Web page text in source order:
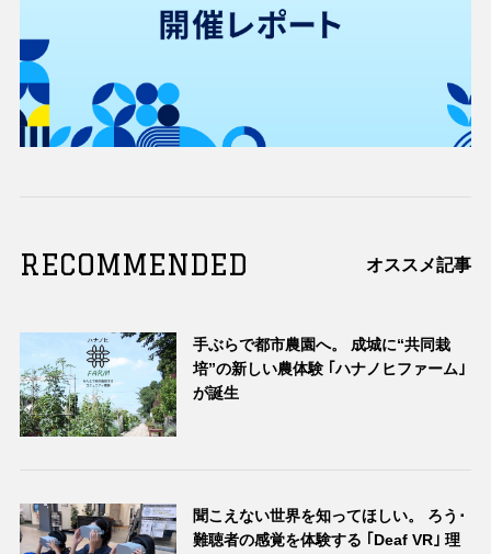
RECOMMENDED オススメ記事
手ぶらで都市農園へ。 成城に“共同栽
培”の新しい農体験 ｢ハナノヒファーム｣
が誕生
聞こえない世界を知ってほしい。 ろう･
難聴者の感覚を体験する ｢Deaf VR｣ 理